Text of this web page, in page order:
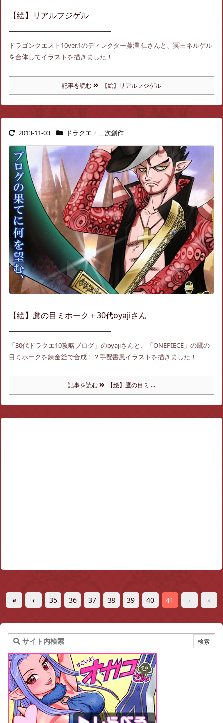
【絵】リアルフジゲル
ドラゴンクエスト10ver.1のディレクター藤澤 仁さんと、冥王ネルゲル
を合体してイラストを描きました！
記事を読む 【絵】リアルフジゲル
2013-11-03 ドラクエ・二次創作
【絵】鷹の目ミホーク＋30代oyajiさん
「30代ドラクエ10攻略ブログ」のoyajiさんと、「ONEPIECE」の鷹の
目ミホークを錬金釜で合成！？手配書風イラストを描きました！
記事を読む 【絵】鷹の目ミ ...
« ‹ 35 36 37 38 39 40 41 › »